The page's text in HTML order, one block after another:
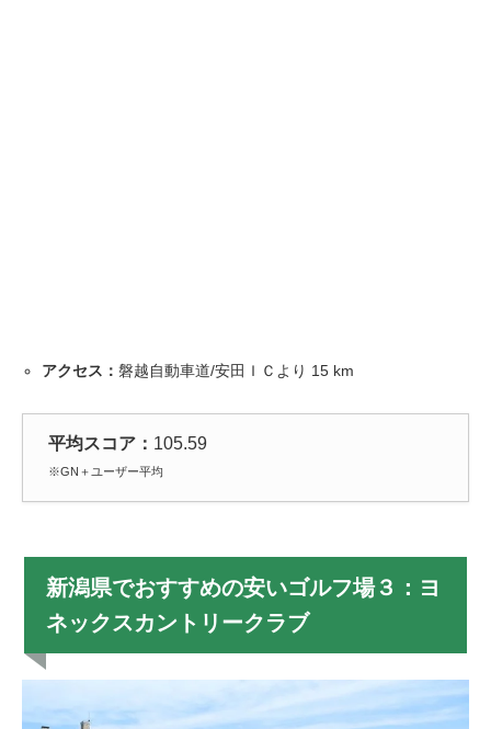
アクセス：磐越自動車道/安田ＩＣより 15 km
平均スコア： 105.59
※GN＋ユーザー平均
新潟県でおすすめの安いゴルフ場３：ヨ
ネックスカントリークラブ